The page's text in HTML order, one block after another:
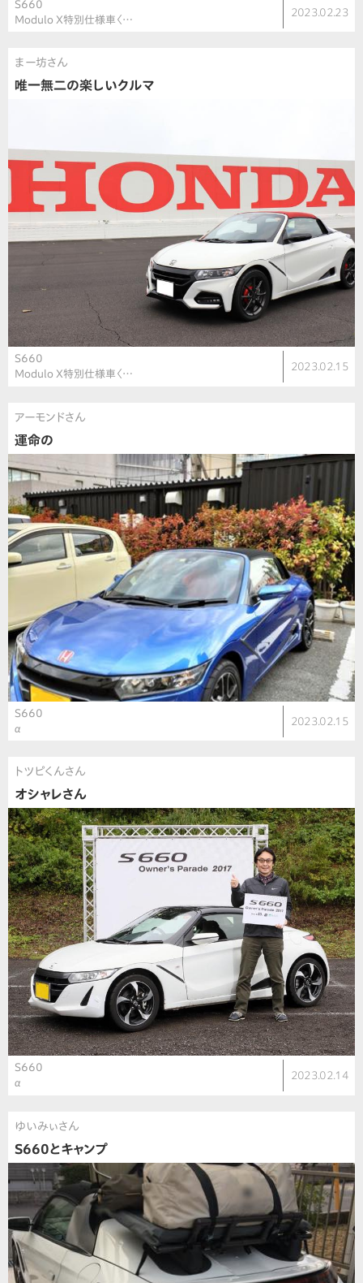
S660
Modulo X特別仕様車〈…
2023.02.23
まー坊さん
唯一無二の楽しいクルマ
S660
Modulo X特別仕様車〈…
2023.02.15
アーモンドさん
運命の
S660
α
2023.02.15
トツピくんさん
オシャレさん
S660
α
2023.02.14
ゆいみぃさん
S660とキャンプ